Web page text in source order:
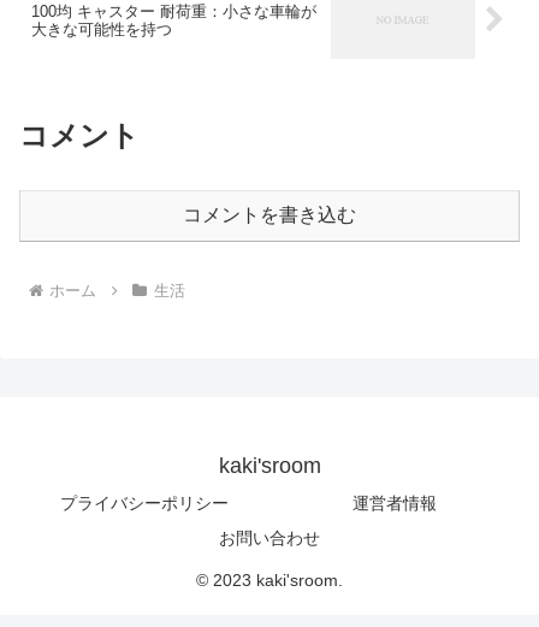
100均 キャスター 耐荷重：小さな車輪が
大きな可能性を持つ
コメント
コメントを書き込む
ホーム 生活
kaki'sroom
プライバシーポリシー
運営者情報
お問い合わせ
© 2023 kaki'sroom.